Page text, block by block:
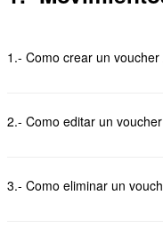
1.- Como crear un
2.- Como editar un
3.- Como eliminar un